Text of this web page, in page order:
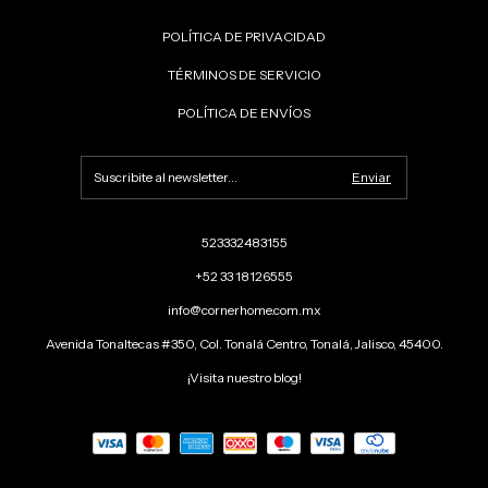
POLÍTICA DE PRIVACIDAD
TÉRMINOS DE SERVICIO
POLÍTICA DE ENVÍOS
523332483155
+52 33 18126555
info@cornerhome.com.mx
Avenida Tonaltecas #350, Col. Tonalá Centro, Tonalá, Jalisco, 45400.
¡Visita nuestro blog!